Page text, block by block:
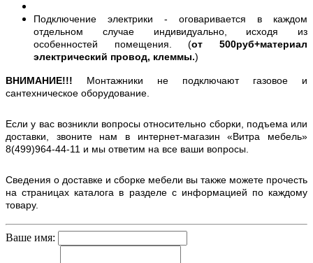
Подключение электрики - оговаривается в каждом
отдельном случае индивидуально, исходя из
особенностей помещения. (от 500руб+материал
электрический провод, клеммы.)
ВНИМАНИЕ!!! Монтажники не подключают газовое и
сантехническое оборудование.
Если у вас возникли вопросы относительно сборки, подъема или
доставки, звоните нам в интернет-магазин «Витра мебель»
8(499)964-44-11 и мы ответим на все ваши вопросы.
Сведения о доставке и сборке мебели вы также можете прочесть
на страницах каталога в разделе с информацией по каждому
товару.
Ваше имя: